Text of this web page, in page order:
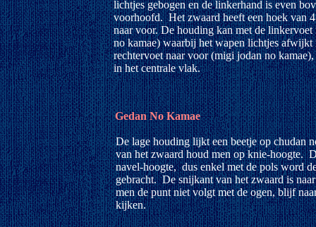
Gedan No Kamae
lichtjes gebogen en de linkerhand is even
voorhoofd. Het zwaard heeft een hoek van
naar voor. De houding kan met de
no kamae) waarbij het wapen lichtjes afwijkt
rechtervoet naar voor (migi jodan no
in het centrale vlak.
De lage houding lijkt een beetje op chudan
van het zwaard houd men op knie-hoogte.
navel-hoogte, dus enkel met de pols word
gebracht. De snijkant van het zwaard is
men de punt niet volgt met de ogen, blijf
kijken.